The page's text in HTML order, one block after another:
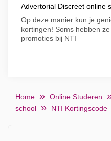
Advertorial Discreet online
Op deze manier kun je
kortingen! Soms hebben
promoties bij NTI
Home Online Studeren
school
NTI Kortingscode